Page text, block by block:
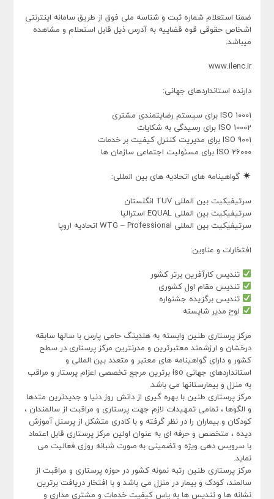
ضمنا استعلام شماره ثبت و شناسه ملی فوق از طریق سامانه اینترنتی
اشخاص حقوقی قوه قضاییه به آدرس ذیل قابل استعلام و مشاهده
میباشد.
www.ilenc.ir
دارنده استانداردهای جهانی:
ISO 10001 برای سیستم رضایتمندی مشتری
ISO 10002 برای رسیدگی به شکایات
ISO 9001 برای مدیریت کنترل کیفیت بر خدمات
ISO 26000 برای مسئولیت اجتماعی سازمان ها
گواهینامه های اتحادیه های بین المللی:
سرتیفیکیت بین المللی TUV انگلستان
سرتیفیکیت بین المللی EQUAL استرالیا
سرتیفیکیت بین المللی WTG – Professional اتحادیه اروپا
افتخارات و عناوین:
تندیس کارآفرین برتر کشور
تندیس مقام اول کشوری
تندیس برگزیده جشنواره
لوح مدیر شایسته
مرکز پرستاری طنین وابسته به هلدینگ حامی پارس با سالها سابقه
درخشان و ارزشمند معتبرترین و مدرنترین مرکز پرستاری در سطح
کشور و دارای گواهینامه های معتبر و متعدد بین المللی و
استانداردهای جهانی iso برترین مرجع تخصصی اعزام پرستار و مراقب
به منزل و بیمارستانها می باشد.
مرکز پرستاری طنین با بهره گیری از دانش روز دنیا و جدیدترین متدها
و الگوها ، تمامی تمهیدات لازم جهت پرستاری و مراقبت از سالمندان ،
کودکان و بیماران را در نظر گرفته و با کادری متشکل از پرسنل آموزش
دیده ، متخصص و حرفه ای به عنوان اولین مرکز پرستاری قابل اعتماد
با سرویس دهی ویژه و تضمینی به صورت شبانه روزی فعالیت می
نماید.
مرکز پرستاری طنین رتبه نمونه کشور در حوزه پرستاری و مراقبت از
سالمند، کودک و بیمار در منزل می باشد و با افتخار دریافت برترین
نشانه ها و تندیس ها به پاس کیفیت خدمات و مشتری مداری و